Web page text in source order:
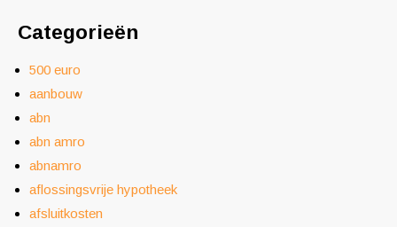
Categorieën
500 euro
aanbouw
abn
abn amro
abnamro
aflossingsvrije hypotheek
afsluitkosten